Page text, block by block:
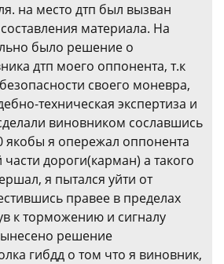
на место дтп был вызван
материала. На
было решение о
дтп моего оппонента, т.к
своего моневра,
техническая экспертиза и
виновником сославшись
якобы я опережал оппонента
дороги(карман) а такого
я пытался уйти от
правее в пределах
к торможению и сигналу
решение
гибдд о том что я виновник,